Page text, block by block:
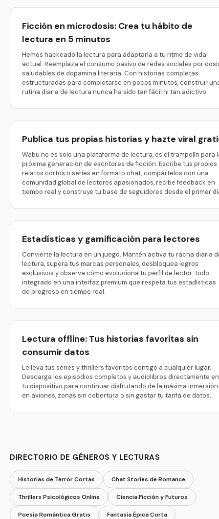
Ficción en microdosis: Crea tu hábito de
lectura en 5 minutos
Hemos hackeado la lectura para adaptarla a tu ritmo de vida
actual. Reemplaza el consumo pasivo de redes sociales por
saludables de dopamina literaria. Con historias completas
estructuradas para completarse en pocos minutos, construir
rutina diaria de lectura nunca ha sido tan fácil ni tan adictivo.
Publica tus propias historias y hazte viral
Wabu no es solo una plataforma de lectura, es el trampolín para
próxima generación de escritores de ficción. Escribe tus propios
relatos cortos o series en formato chat, compártelos con una
comunidad global de lectores apasionados, recibe feedback en
tiempo real y construye tu base de seguidores desde el primer
Estadísticas y gamificación para lectores
Convierte la lectura en un juego. Mantén activa tu racha diaria
lectura, supera tus marcas personales, desbloquea logros
exclusivos y observa cómo evoluciona tu perfil de lector. Todo
integrado en una interfaz premium que respeta tus estadísticas
de progreso en tiempo real.
Lectura offline: Tus historias favoritas sin
consumir datos
Lelleva tus series y thrillers favoritos contigo a cualquier lugar.
Descarga los episodios completos y audiolibros directamente en
tu dispositivo para continuar disfrutando de la máxima inmersión
en aviones, zonas sin cobertura o sin gastar tu tarifa de datos.
DIRECTORIO DE GÉNEROS Y LECTURAS
Historias de Terror Cortas Chat Stories de Romance
Thrillers Psicológicos Online Ciencia Ficción y Futuros
Poesía Romántica Gratis Fantasía Épica Corta